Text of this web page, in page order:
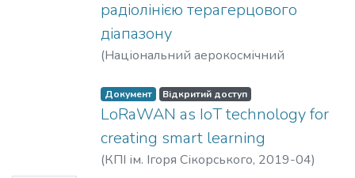
радіолінією терагерцового
діапазону
(Національний аерокосмічний
“Харківський авіаційний інститут”
2018)Авдєєнко, Гліб Леонідович;
Наритник, Теодор Миколайович
Сергій Георгійович
Документ Відкритий доступ
LoRaWAN as IoT technology for
creating smart learning
(КПІ ім. Ігоря Сікорського, 2019-04)